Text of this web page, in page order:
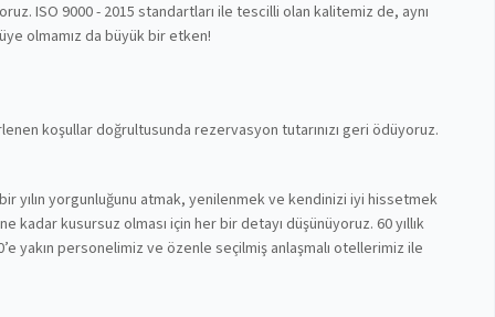
ISO 9000 - 2015 standartları ile tescilli olan kalitemiz de, aynı
olmamız da büyük bir etken!
koşullar doğrultusunda rezervasyon tutarınızı geri ödüyoruz.
yılın yorgunluğunu atmak, yenilenmek ve kendinizi iyi hissetmek
kadar kusursuz olması için her bir detayı düşünüyoruz. 60 yıllık
yakın personelimiz ve özenle seçilmiş anlaşmalı otellerimiz ile